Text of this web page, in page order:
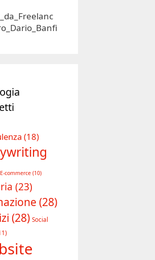
(18)
E-commerce (10)
(23)
(28)
(28) Social